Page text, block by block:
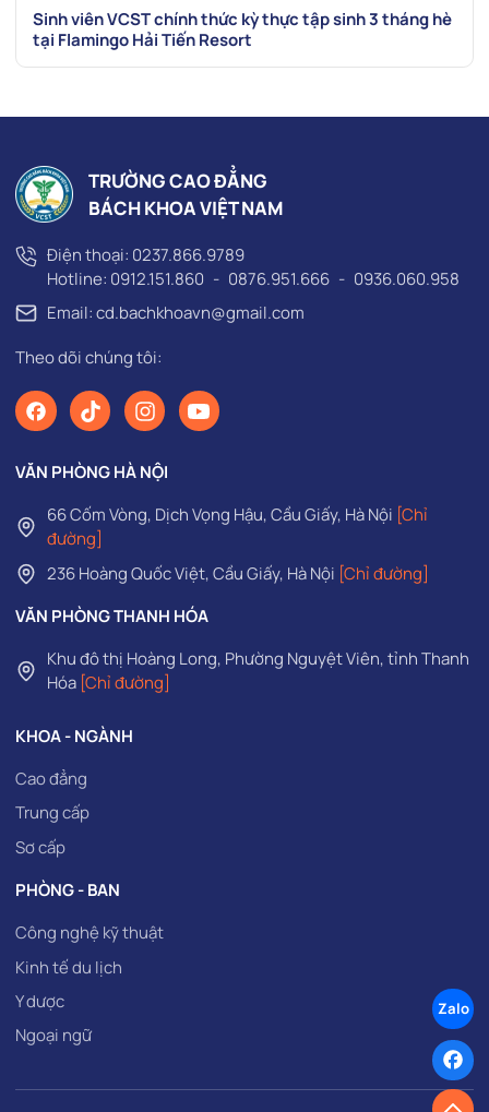
Sinh viên VCST chính thức kỳ thực tập sinh 3 tháng hè
tại Flamingo Hải Tiến Resort
TRƯỜNG CAO ĐẲNG
BÁCH KHOA VIỆT NAM
Điện thoại: 0237.866.9789
Hotline: 0912.151.860 - 0876.951.666 - 0936.060.958
Email: cd.bachkhoavn@gmail.com
Theo dõi chúng tôi:
VĂN PHÒNG HÀ NỘI
66 Cốm Vòng, Dịch Vọng Hậu, Cầu Giấy, Hà Nội [Chỉ
đường]
236 Hoàng Quốc Việt, Cầu Giấy, Hà Nội [Chỉ đường]
VĂN PHÒNG THANH HÓA
Khu đô thị Hoàng Long, Phường Nguyệt Viên, tỉnh Thanh
Hóa [Chỉ đường]
KHOA - NGÀNH
Cao đẳng
Trung cấp
Sơ cấp
PHÒNG - BAN
Công nghệ kỹ thuật
Kinh tế du lịch
Y dược
Ngoại ngữ
Zalo